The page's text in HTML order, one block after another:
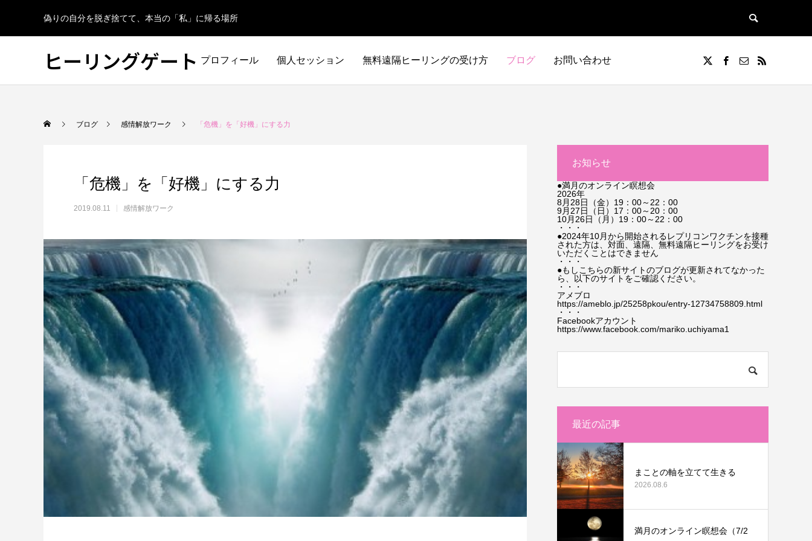
偽りの自分を脱ぎ捨てて、本当の「私」に帰る場所
ヒーリングゲート プロフィール 個人セッション 無料遠隔ヒーリングの受け方 ブログ お問い合わせ
ブログ 感情解放ワーク 「危機」を「好機」にする力
「危機」を「好機」にする力
2019.08.11 感情解放ワーク
お知らせ
●満月のオンライン瞑想会
2026年
8月28日（金）19：00～22：00
9月27日（日）17：00～20：00
10月26日（月）19：00～22：00
・・・
●2024年10月から開始されるレプリコンワクチンを接種
された方は、対面、遠隔、無料遠隔ヒーリングをお受け
いただくことはできません
・・・
●もしこちらの新サイトのブログが更新されてなかった
ら、以下のサイトをご確認ください。
・・・
アメブロ
https://ameblo.jp/25258pkou/entry-12734758809.html
・・・
Facebookアカウント
https://www.facebook.com/mariko.uchiyama1
最近の記事
まことの軸を立てて生きる
2026.08.6
満月のオンライン瞑想会（7/2